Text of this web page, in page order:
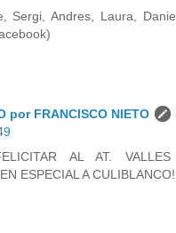
Sergi, Andres, Laura,
por FRANCISCO NIETO
AL AT. VALLES
ESPECIAL A